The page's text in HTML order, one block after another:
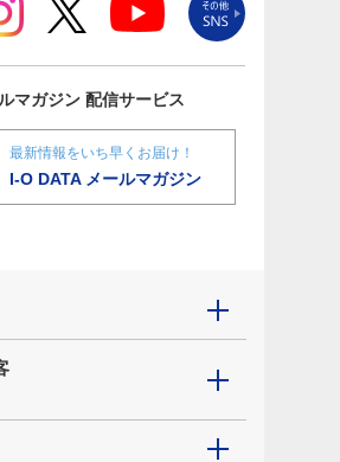
マガジン 配信サービス
最新情報をいち早くお届け！
I-O DATA メールマガジン